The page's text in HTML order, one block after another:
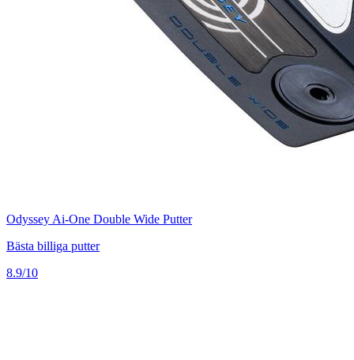
Odyssey Ai-One Double Wide Putter
Bästa billiga putter
8.9/10